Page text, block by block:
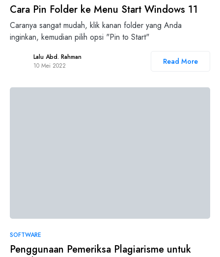
Cara Pin Folder ke Menu Start Windows 11
Caranya sangat mudah, klik kanan folder yang Anda
inginkan, kemudian pilih opsi "Pin to Start"
Lalu Abd. Rahman
10 Mei 2022
Read More
SOFTWARE
Penggunaan Pemeriksa Plagiarisme untuk